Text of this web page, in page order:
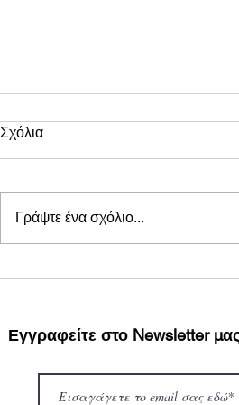
Σχόλια
Γράψτε ένα σχόλιο...
Εγγραφείτε στο Newsletter